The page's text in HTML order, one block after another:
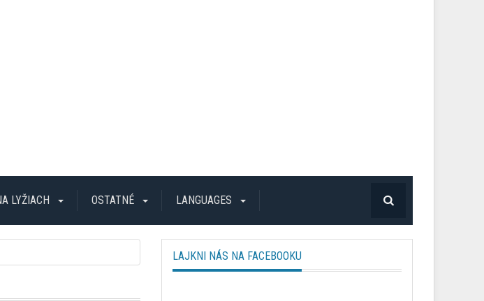
LYŽIACH OSTATNÉ LANGUAGES
LAJKNI NÁS NA FACEBOOKU